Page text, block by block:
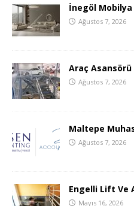
İnegöl Mobilya
Ağustos 7, 2026
Araç Asansörü
Ağustos 7, 2026
Maltepe
Ağustos 7, 2026
Engelli Lift Ve
Mayıs 16, 2026